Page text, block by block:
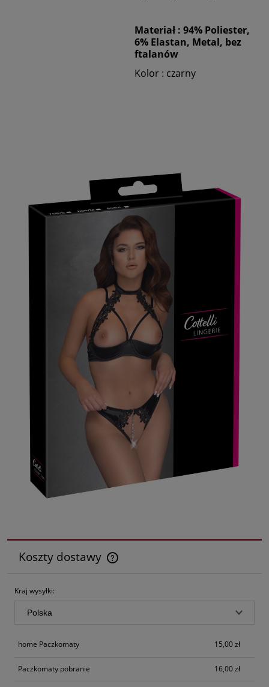
Materiał : 94% Poliester,
6% Elastan, Metal, bez
ftalanów
Kolor : czarny
Koszty dostawy
Cena nie zawiera ewentualnych kosztów płatności
Kraj wysyłki:
home Paczkomaty 15,00 zł
Paczkomaty pobranie 16,00 zł